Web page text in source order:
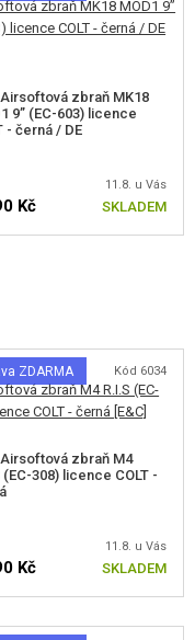
Airsoftová zbraň MK18
9” (EC-603) licence
- černá / DE
11.8. u Vás
Kč SKLADEM
ZDARMA Kód 6034
Airsoftová zbraň M4
(EC-308) licence COLT -
11.8. u Vás
Kč SKLADEM